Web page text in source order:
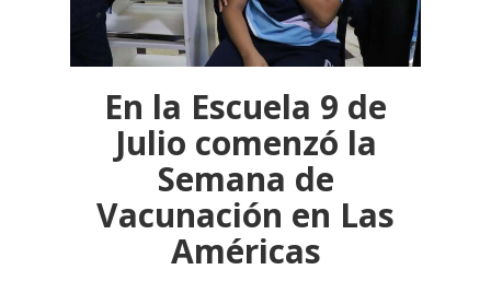
En la Escuela 9 de
Julio comenzó la
Semana de
Vacunación en Las
Américas